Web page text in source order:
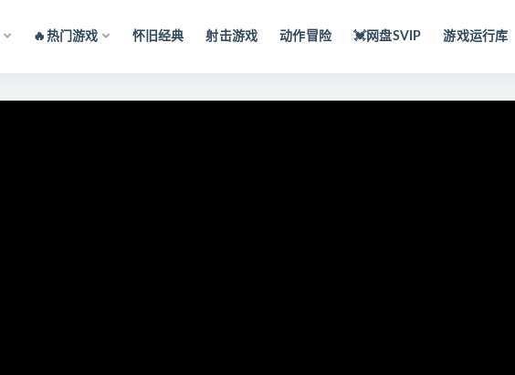
🔥热门游戏 怀旧经典 射击游戏 动作冒险 💓网盘SVIP 游戏运行库